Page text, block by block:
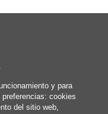
y para
cookies
del sitio web,